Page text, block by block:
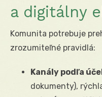
a digitálny
Komunita potrebuje
zrozumiteľné pravidlá:
Kanály podľa
dokumenty),